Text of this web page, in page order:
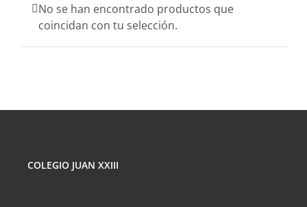
No se han encontrado productos que
coincidan con tu selección.
COLEGIO JUAN XXIII